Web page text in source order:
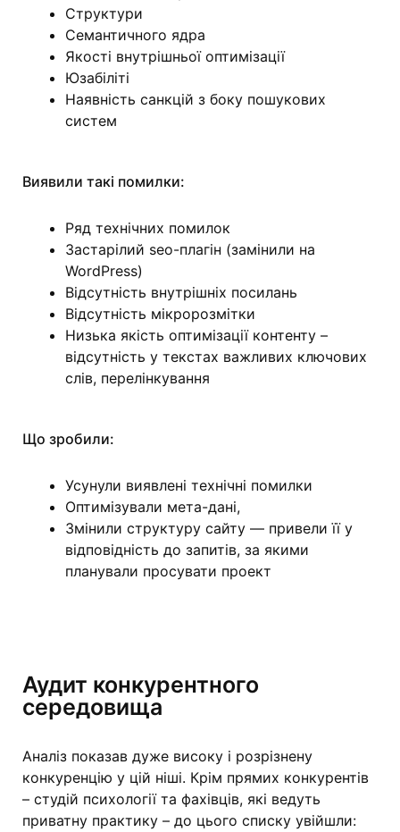
Структури
Семантичного ядра
Якості внутрішньої оптимізації
Юзабіліті
Наявність санкцій з боку пошукових
систем
Виявили такі помилки:
Ряд технічних помилок
Застарілий seo-плагін (замінили на
WordPress)
Відсутність внутрішніх посилань
Відсутність мікророзмітки
Низька якість оптимізації контенту –
відсутність у текстах важливих ключових
слів, перелінкування
Що зробили:
Усунули виявлені технічні помилки
Оптимізували мета-дані,
Змінили структуру сайту — привели її у
відповідність до запитів, за якими
планували просувати проект
Аудит конкурентного
середовища
Аналіз показав дуже високу і розрізнену
конкуренцію у цій ніші. Крім прямих конкурентів
– студій психології та фахівців, які ведуть
приватну практику – до цього списку увійшли: